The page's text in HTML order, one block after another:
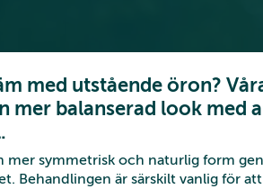
med utstående öron?
mer balanserad look med
mer symmetrisk och naturlig form
Behandlingen är särskilt vanlig för